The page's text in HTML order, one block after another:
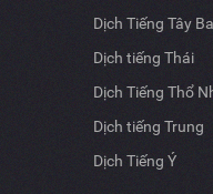
Dịch Tiếng Tây
Dịch tiếng Thái
Dịch Tiếng Thổ
Dịch tiếng Trung
Dịch Tiếng Ý